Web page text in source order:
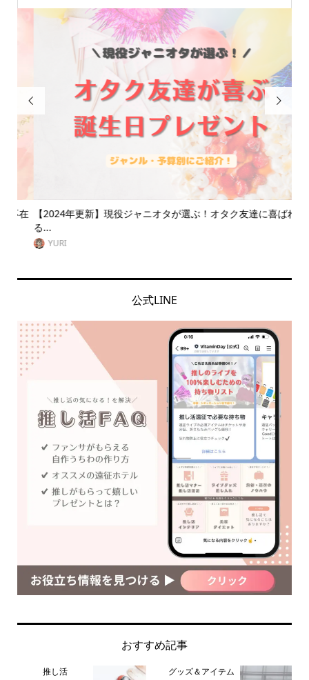

【2024年更新】現役ジャニオタが選ぶ！オタク友達に喜ばれ
る...
YURI

公式LINE
おすすめ記事
推し活 グッズ＆アイテム